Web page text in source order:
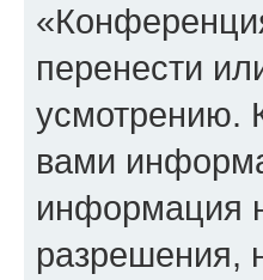
перенести
усмотрению.
вами
информация
разрешения,